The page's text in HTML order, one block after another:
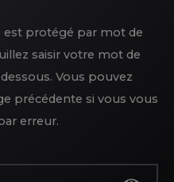
est protégé par mot de
saisir votre mot de
Vous pouvez
précédente si vous vous
erreur.